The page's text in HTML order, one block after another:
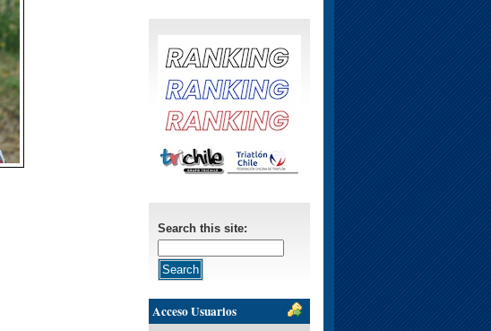
Search this site:
Acceso Usuarios